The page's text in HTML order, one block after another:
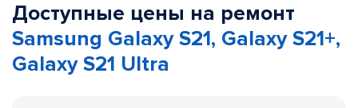
Доступные цены на ремонт
Samsung Galaxy S21, Galaxy S21+,
Galaxy S21 Ultra